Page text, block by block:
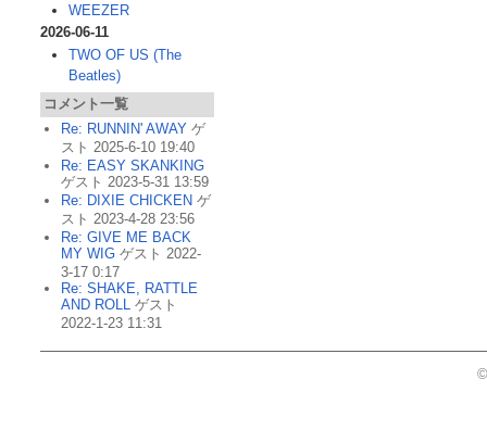
WEEZER
2026-06-11
TWO OF US (The
Beatles)
コメント一覧
Re: RUNNIN' AWAY ゲ
スト 2025-6-10 19:40
Re: EASY SKANKING
ゲスト 2023-5-31 13:59
Re: DIXIE CHICKEN ゲ
スト 2023-4-28 23:56
Re: GIVE ME BACK
MY WIG ゲスト 2022-
3-17 0:17
Re: SHAKE, RATTLE
AND ROLL ゲスト
2022-1-23 11:31